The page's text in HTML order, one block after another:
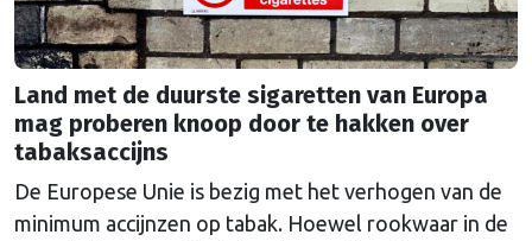
Land met de duurste sigaretten van Europa
mag proberen knoop door te hakken over
tabaksaccijns
De Europese Unie is bezig met het verhogen van de
minimum accijnzen op tabak. Hoewel rookwaar in de